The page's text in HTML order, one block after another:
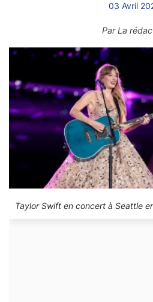
03 Avril
ParLa
Taylor Swift en concert à Seattle